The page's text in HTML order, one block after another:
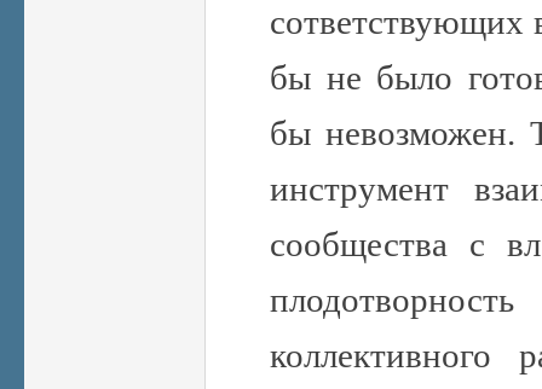
сответствующих
бы не было
бы невозможен.
инструмент
сообщества с
коллективного